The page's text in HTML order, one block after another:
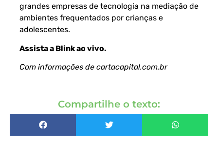
grandes empresas de tecnologia na mediação de
ambientes frequentados por crianças e
adolescentes.
Assista a Blink ao vivo.
Com informações de cartacapital.com.br
Compartilhe o texto: